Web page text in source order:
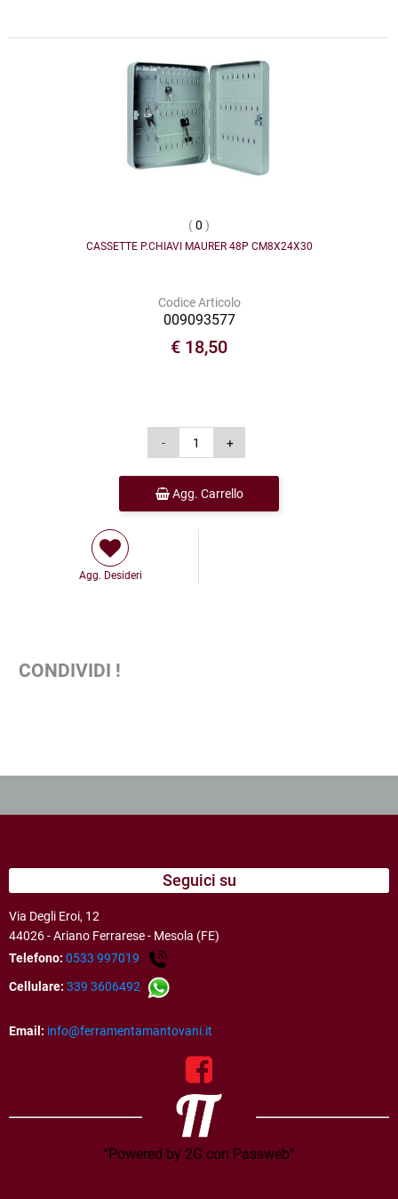
(0 )
CASSETTE P.CHIAVI MAURER 48P CM8X24X30
Codice Articolo
009093577
€ 18,50
Agg. Carrello
Agg. Desideri
CONDIVIDI !
Seguici su
Via Degli Eroi, 12
44026 - Ariano Ferrarese - Mesola (FE)
Telefono: 0533 997019
Cellulare: 339 3606492
Email: info@ferramentamantovani.it
“Powered by 2G con Passweb”